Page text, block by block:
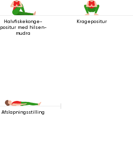
Halvfiskekonge-
positur med hilsen-
mudra
Kragepositur
Afslapningsstilling